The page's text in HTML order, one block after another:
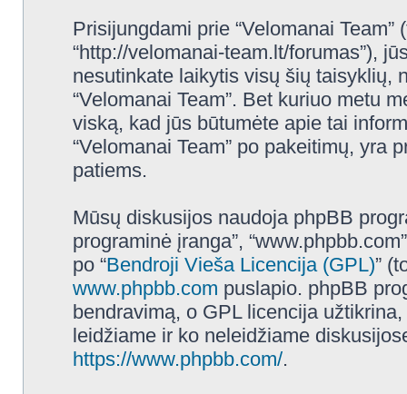
Prisijungdami prie “Velomanai Team”
“http://velomanai-team.lt/forumas”),
nesutinkate laikytis visų šių taisyklių,
“Velomanai Team”. Bet kuriuo metu
viską, kad jūs būtumėte apie tai
“Velomanai Team” po pakeitimų, yra
patiems.
Mūsų diskusijos naudoja phpBB
programinė įranga”,
po “Bendroji Vieša Licencija (GPL)”
www.phpbb.com puslapio. phpBB
bendravimą, o GPL licencija
leidžiame ir ko neleidžiame
https://www.phpbb.com/.